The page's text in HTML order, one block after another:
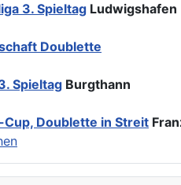
3. Spieltag Ludwigshafen
Doublette
Spieltag Burgthann
Cup, Doublette in Streit